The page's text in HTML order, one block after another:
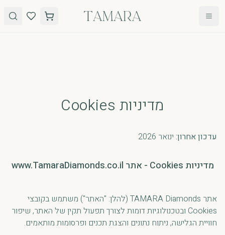
אבני חן
כל
עגילים מדיניות Cookies
עדכון אחרון: ינואר 2026
מדיניות Cookies - אתר www.TamaraDiamonds.co.il
אתר TAMARA Diamonds (להלן: "האתר") משתמש בקובצי
Cookies ובטכנולוגיות דומות לצורך תפעול תקין של האתר, שיפור
חוויית הגלישה, ניתוח נתונים והצגת תכנים ופרסומות מותאמים.